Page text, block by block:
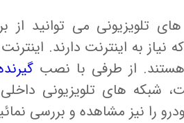
می توانید از
نیاز به اینترنت دارند.
هستند. از طرفی با نصب
شبکه های تلویزیونی
را نیز مشاهده و بررسی